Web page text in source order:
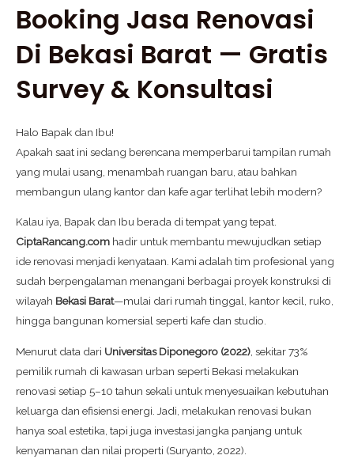
Booking Jasa Renovasi
Di Bekasi Barat — Gratis
Survey & Konsultasi
Halo Bapak dan Ibu!
Apakah saat ini sedang berencana memperbarui tampilan rumah
yang mulai usang, menambah ruangan baru, atau bahkan
membangun ulang kantor dan kafe agar terlihat lebih modern?
Kalau iya, Bapak dan Ibu berada di tempat yang tepat.
CiptaRancang.com hadir untuk membantu mewujudkan setiap
ide renovasi menjadi kenyataan. Kami adalah tim profesional yang
sudah berpengalaman menangani berbagai proyek konstruksi di
wilayah Bekasi Barat—mulai dari rumah tinggal, kantor kecil, ruko,
hingga bangunan komersial seperti kafe dan studio.
Menurut data dari Universitas Diponegoro (2022) , sekitar 73%
pemilik rumah di kawasan urban seperti Bekasi melakukan
renovasi setiap 5–10 tahun sekali untuk menyesuaikan kebutuhan
keluarga dan efisiensi energi. Jadi, melakukan renovasi bukan
hanya soal estetika, tapi juga investasi jangka panjang untuk
kenyamanan dan nilai properti (Suryanto, 2022).